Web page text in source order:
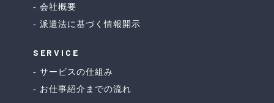
会社概要
派遣法に基づく情報開示
SERVICE
サービスの仕組み
お仕事紹介までの流れ